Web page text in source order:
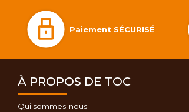
Paiement SÉCURISÉ
À PROPOS DE TOC
Qui sommes-nous